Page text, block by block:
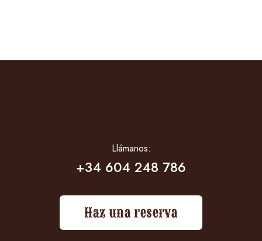
Llámanos:
+34 604 248 786
Haz una reserva